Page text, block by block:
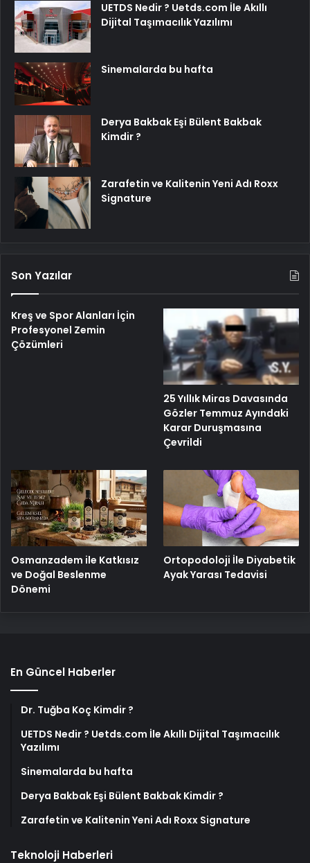
UETDS Nedir ? Uetds.com İle Akıllı
Dijital Taşımacılık Yazılımı
Sinemalarda bu hafta
Derya Bakbak Eşi Bülent Bakbak
Kimdir ?
Zarafetin ve Kalitenin Yeni Adı Roxx
Signature
Son Yazılar
Kreş ve Spor Alanları İçin
Profesyonel Zemin
Çözümleri
25 Yıllık Miras Davasında
Gözler Temmuz Ayındaki
Karar Duruşmasına
Çevrildi
Osmanzadem ile Katkısız
ve Doğal Beslenme
Dönemi
Ortopodoloji İle Diyabetik
Ayak Yarası Tedavisi
En Güncel Haberler
Dr. Tuğba Koç Kimdir ?
UETDS Nedir ? Uetds.com İle Akıllı Dijital Taşımacılık
Yazılımı
Sinemalarda bu hafta
Derya Bakbak Eşi Bülent Bakbak Kimdir ?
Zarafetin ve Kalitenin Yeni Adı Roxx Signature
Teknoloji Haberleri